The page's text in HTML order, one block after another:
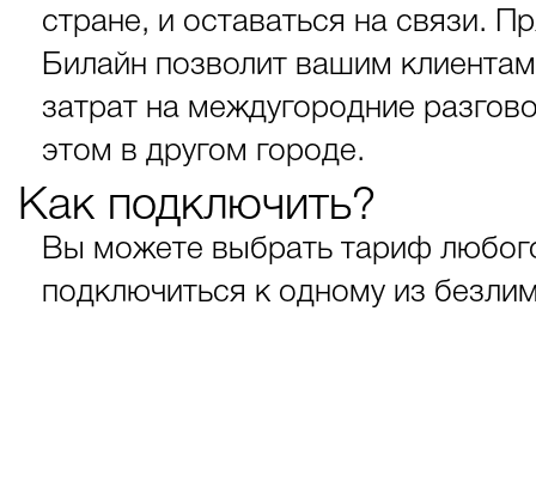
стране, и оставаться на связи.
Билайн позволит вашим
затрат на междугородние
этом в другом городе.
Как подключить?
Вы можете выбрать тариф
подключиться к одному из